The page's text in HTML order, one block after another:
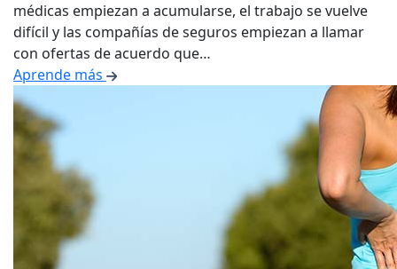
médicas empiezan a acumularse, el trabajo se vuelve
difícil y las compañías de seguros empiezan a llamar
con ofertas de acuerdo que…
Aprende más